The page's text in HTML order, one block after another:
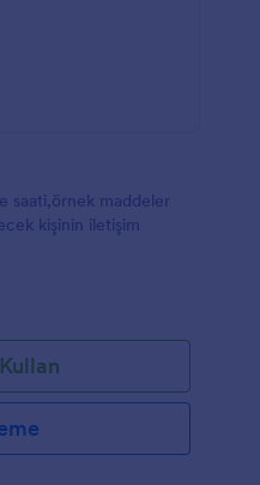
saati,örnek maddeler
kişinin iletişim